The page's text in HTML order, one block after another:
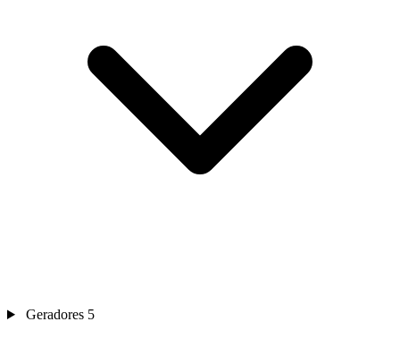
Geradores 5